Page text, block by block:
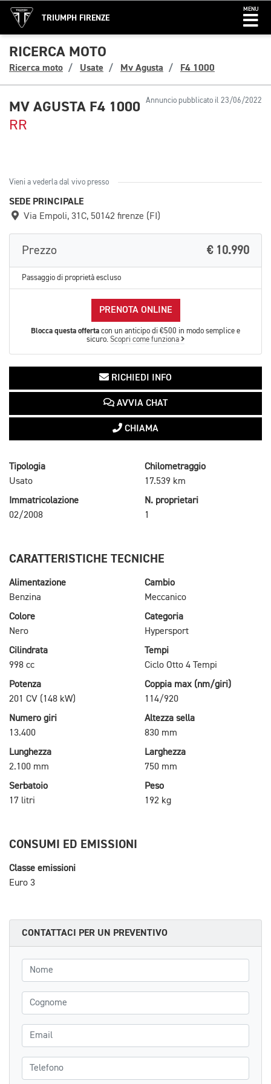
TRIUMPH FIRENZE
MENU
RICERCA MOTO
Ricerca moto Usate Mv Agusta F4 1000
Annuncio pubblicato il 23/06/2022
MV AGUSTA F4 1000
RR
Vieni a vederla dal vivo presso
SEDE PRINCIPALE
Via Empoli, 31C, 50142 firenze (FI)
Prezzo € 10.990
Passaggio di proprietà escluso
PRENOTA ONLINE
Blocca questa offerta con un anticipo di €500 in modo semplice e
sicuro. Scopri come funziona
RICHIEDI INFO
AVVIA CHAT
CHIAMA
Tipologia
Usato
Chilometraggio
17.539 km
Immatricolazione
02/2008
N. proprietari
1
CARATTERISTICHE TECNICHE
Alimentazione
Benzina
Cambio
Meccanico
Colore
Nero
Categoria
Hypersport
Cilindrata
998 cc
Tempi
Ciclo Otto 4 Tempi
Potenza
201 CV (148 kW)
Coppia max (nm/giri)
114/920
Numero giri
13.400
Altezza sella
830 mm
Lunghezza
2.100 mm
Larghezza
750 mm
Serbatoio
17 litri
Peso
192 kg
CONSUMI ED EMISSIONI
Classe emissioni
Euro 3
CONTATTACI PER UN PREVENTIVO
Nome
Cognome
Email
Telefono